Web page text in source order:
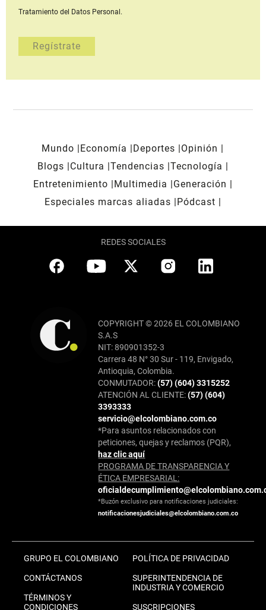
Tratamiento del Datos Personal.
Mundo Economía Deportes
Opinión
Blogs
Cultura Tendencias Tecnología
Entretenimiento
Multimedia
Generación
Especiales marcas aliadas
Pódcast
REDES SOCIALES
COPYRIGHT © 2026 EL COLOMBIANO
S.A.S
NIT: 890901352-3
Carrera 48 N° 30 Sur - 119, Envigado,
Antioquia, Colombia.
CONMUTADOR:(57) (604) 3315252
ATENCIÓN AL CLIENTE:(57) (604)
3393333
servicio@elcolombiano.com.co
*Para asuntos relacionados con
peticiones, quejas y reclamos (PQR),
haz clic aquí
PROGRAMA DE TRANSPARENCIA Y
ÉTICA EMPRESARIAL:
*Buzón exclusivo para notificaciones judiciales:
notificacionesjudiciales@elcolombiano.com.co
GRUPO EL COLOMBIANO
CONTÁCTANOS
TÉRMINOS Y
CONDICIONES
POLÍTICA DE PRIVACIDAD
SUPERINTENDENCIA DE
INDUSTRIA Y COMERCIO
SUSCRIPCIONES